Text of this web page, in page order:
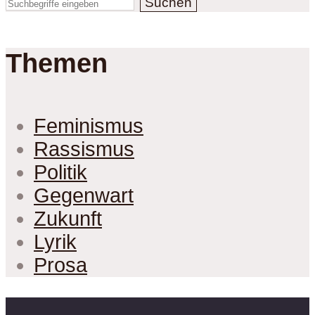
Themen
Feminismus
Rassismus
Politik
Gegenwart
Zukunft
Lyrik
Prosa